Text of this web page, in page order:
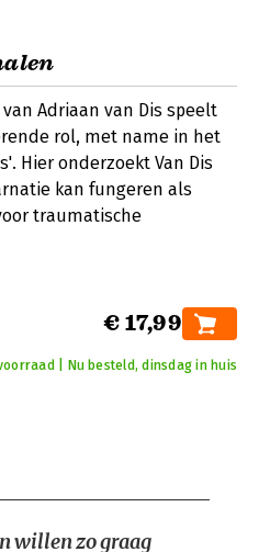
van Adriaan van Dis speelt
rol, met name in het
Hier onderzoekt Van Dis
kan fungeren als
traumatische
€ 17,99
| Nu besteld, dinsdag in huis
willen zo graag